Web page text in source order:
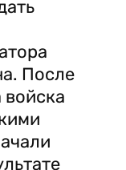
После
войска